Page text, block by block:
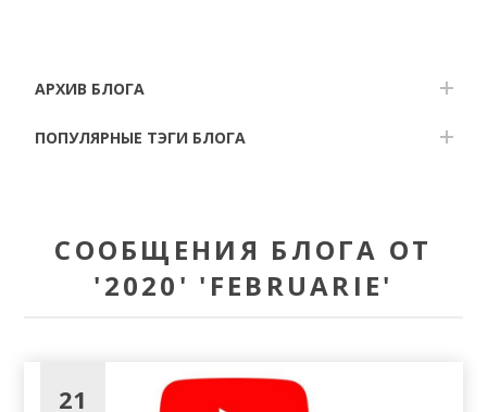
СООБЩЕНИЯ БЛОГА ОТ
'2020' 'FEBRUARIE'
21
АРХИВ БЛОГА
ПОПУЛЯРНЫЕ ТЭГИ БЛОГА